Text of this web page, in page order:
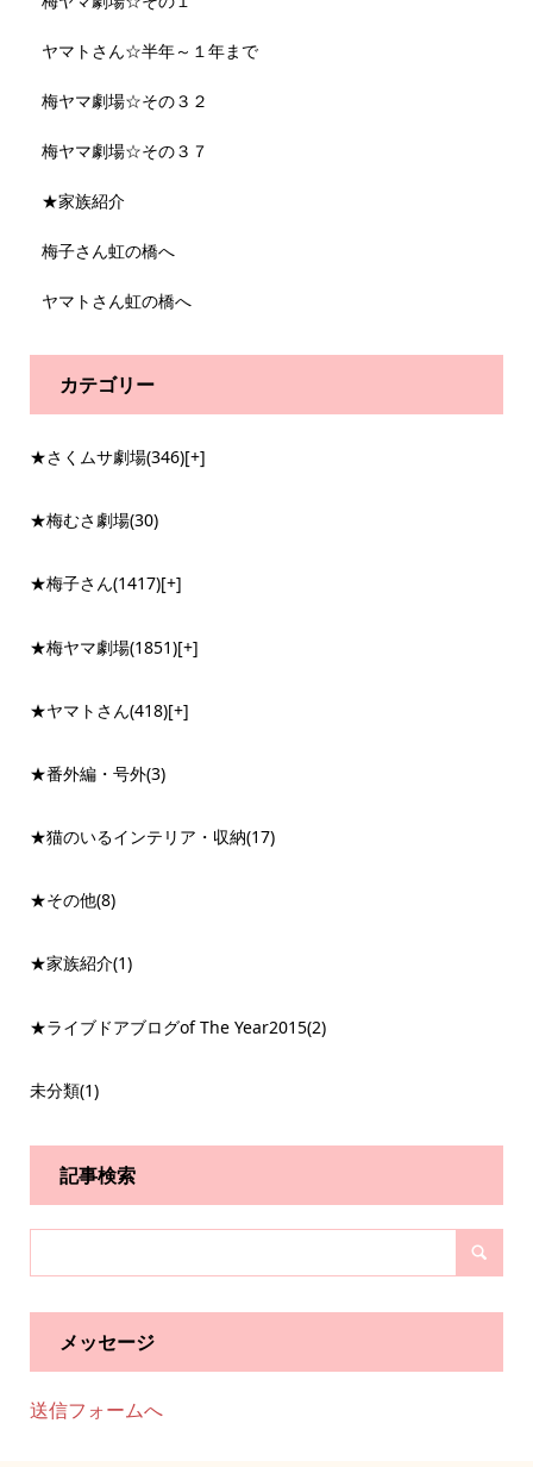
ヤマトさん☆半年～１年まで
梅ヤマ劇場☆その３２
梅ヤマ劇場☆その３７
★家族紹介
梅子さん虹の橋へ
ヤマトさん虹の橋へ
カテゴリー
★さくムサ劇場(346)[+]
★梅むさ劇場(30)
★梅子さん(1417)[+]
★梅ヤマ劇場(1851)[+]
★ヤマトさん(418)[+]
★番外編・号外(3)
★猫のいるインテリア・収納(17)
★その他(8)
★家族紹介(1)
★ライブドアブログof The Year2015(2)
未分類(1)
記事検索
メッセージ
送信フォームへ